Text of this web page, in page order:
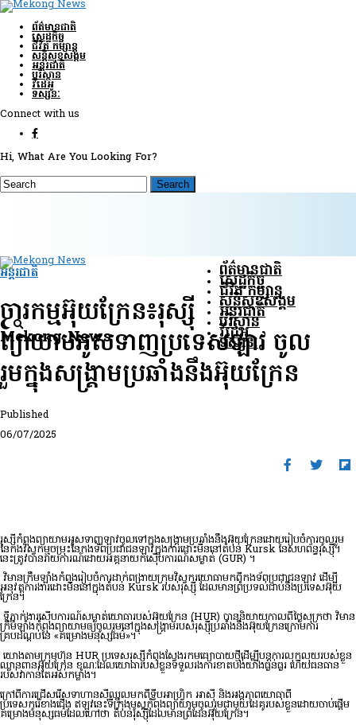
ព័ត៌មានជាតិ
សេដ្ឋកិច្ច
ជីវិត កម្សាន្ត
សន្តិសុខ​សង្គម
អន្តរជាតិ
បរិស្ថាន
វីដេអូ
ទស្សនៈ
Connect with us
Hi, What Are You Looking For?
Mekong News
ព័ត៌មានជាតិ
សេដ្ឋកិច្ច
ជីវិត កម្សាន្ត
សន្តិសុខ​សង្គម
អន្តរជាតិ
បរិស្ថាន
វីដេអូ
ទស្សនៈ
អន្តរជាតិ
ចារកម្មអ៊ុយក្រែន៖រុស្ស៊ី
ព្យាយាមអូសទាញប្រទេសឡាវ ចូល
រួមក្នុងសង្គ្រាមប្រឆាំងនឹងអ៊ុយក្រែន
Published
06/07/2025
រុស្សីកំពុងព្យាយាមអូសទាញឡាវចូលទៅក្នុងសង្រ្គាមប្រឆាំងនឹងអ៊ុយក្រែនដោយរៀបចំការចូលរួម
នៃកងវិស្វកម្មចម្រុះនៃកងទ័ពប្រជាជនឡាវក្នុងការដោះមីននៅតំបន់ Kursk នៃសហព័ន្ធរុស្ស៊ី។
នេះត្រូវបានរាយការណ៍ដោយអគ្គនាយកស៊ើបការណ៍សម្ងាត់ (GUR) ។
វិមានក្រឹមឡាំងកំពុងរៀបចំការដាក់ពង្រាយក្រុមវិស្វករយោធាមកពីកងទ័ពប្រជាជនឡាវ ដើម្បី
អនុវត្តការងារដោះមីននៅក្នុងតំបន់ Kursk របស់រុស្ស៊ី ដែលមានព្រំប្រទល់ជាប់នឹងប្រទេសអ៊ុយ
ក្រែន។
ទីភ្នាក់ងារស៊ើបការណ៍សម្ងាត់យោធារបស់អ៊ុយក្រែន (HUR) បាននិយាយកាលពីថ្ងៃសុក្រថា វិមាន
ក្រឹមឡាំងកំពុងព្យាយាមឲ្យចូលរួមនៅក្នុងសង្គ្រាមរបស់រុស្ស៊ីប្រឆាំងនឹងអ៊ុយក្រែនក្រោមការ
គ្របដណ្តប់នៃ «គម្រោងមនុស្សធម៌»។
យោងតាមក្រុមហ៊ុន HUR ប្រទេសរុស្ស៊ីកំពុងស្វែងរកមធ្យោបាយថ្មីដើម្បីបន្តការលុកលុយរបស់ខ្លួន
ឈ្លានពានអ៊ុយក្រែន ខណៈដែលយោធារបស់ខ្លួនទទួលរងការខាតបង់យ៉ាងធ្ងន់ធ្ងរ ហើយធនធាន
របស់វាកាន់តែអស់កម្លាំង។
ក្រៅពីការជ្រើសរើសទាហានស៊ីឈ្នួលមកពីទ្វីបអាហ្រ្វិក អាស៊ី និងអង្គភាពយោធាពី
ប្រទេសកូរ៉េខាងជើង ឥឡូវនេះទីក្រុងមូស្គូកំពុងព្យាយាមចូលរួមជាមួយដៃគូរបស់ខ្លួនដោយចាប់ផ្តើម
គម្រោងមនុស្សធម៌ដែលហៅថា តំបន់រុស្ស៊ីដែលមានព្រំដែនអ៊ុយក្រែន។